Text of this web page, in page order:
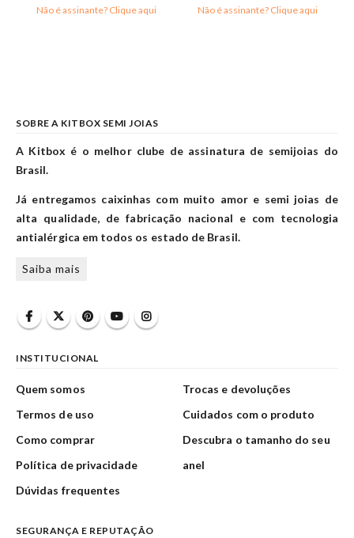
Não é assinante? Clique aqui Não é assinante? Clique aqui
SOBRE A KITBOX SEMI JOIAS
A Kitbox é o melhor clube de assinatura de semijoias do
Brasil.
Já entregamos caixinhas com muito amor e semi joias de
alta qualidade, de fabricação nacional e com tecnologia
antialérgica em todos os estado de Brasil.
Saiba mais
INSTITUCIONAL
Quem somos
Termos de uso
Como comprar
Política de privacidade
Dúvidas frequentes
Trocas e devoluções
Cuidados com o produto
Descubra o tamanho do seu
anel
SEGURANÇA E REPUTAÇÃO